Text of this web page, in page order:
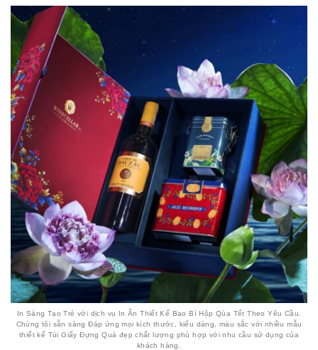
In Sáng Tạo Trẻ với dịch vụ In Ấn Thiết Kế Bao Bì Hộp Qùa Tết Theo Yêu Cầu.
Chúng tôi sẵn sàng Đáp ứng mọi kích thước, kiểu dáng, màu sắc với nhiều mẫu
thiết kế Túi Giấy Đựng Quà đẹp chất lượng phù hợp với nhu cầu sử dụng của
khách hàng.